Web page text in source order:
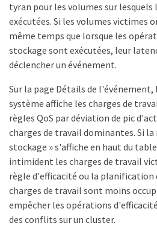
tyran pour les volumes sur
exécutées. Si les volumes victimes
même temps que lorsque les
stockage sont exécutées, leur
déclencher un événement.
Sur la page Détails de
système affiche les charges de
règles QoS par déviation de pic
charges de travail dominantes. Si
stockage » s'affiche en haut du
intimident les charges de travail
règle d'efficacité ou la planification
charges de travail sont moins
empêcher les opérations
des conflits sur un cluster.